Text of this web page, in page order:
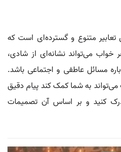
تعابیر متنوع و گسترده‌ای است که
می‌تواند نشانه‌ای از شادی،
مسائل عاطفی و اجتماعی باشد.
به شما کمک کند پیام دقیق
کنید و بر اساس آن تصمیمات